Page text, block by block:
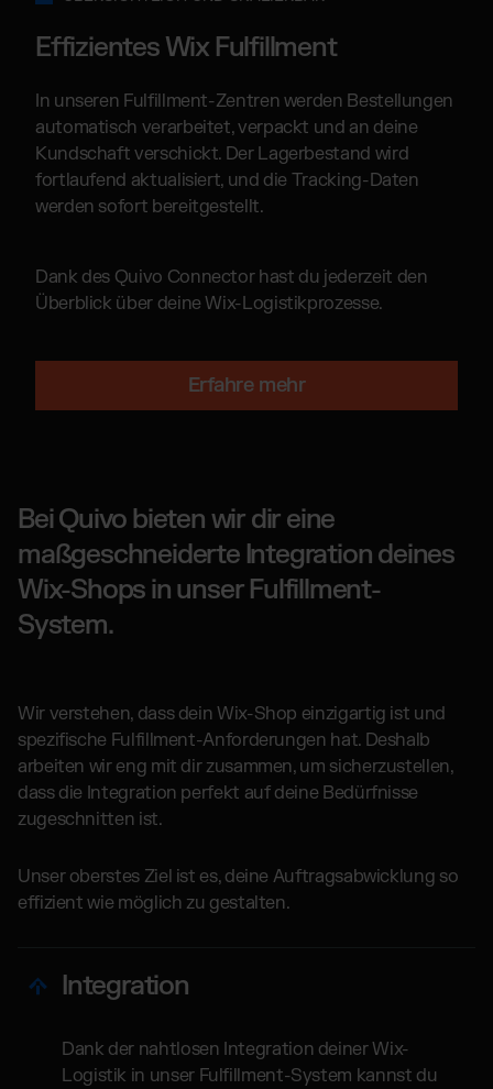
Effizientes Wix Fulfillment
In unseren Fulfillment-Zentren werden Bestellungen
automatisch verarbeitet, verpackt und an deine
Kundschaft verschickt. Der Lagerbestand wird
fortlaufend aktualisiert, und die Tracking-Daten
werden sofort bereitgestellt.
Dank des Quivo Connector hast du jederzeit den
Überblick über deine Wix-Logistikprozesse.
Erfahre mehr
Bei Quivo bieten wir dir eine
maßgeschneiderte Integration deines
Wix-Shops in unser Fulfillment-
System.
Wir verstehen, dass dein Wix-Shop einzigartig ist und
spezifische Fulfillment-Anforderungen hat. Deshalb
arbeiten wir eng mit dir zusammen, um sicherzustellen,
dass die Integration perfekt auf deine Bedürfnisse
zugeschnitten ist.
Unser oberstes Ziel ist es, deine Auftragsabwicklung so
effizient wie möglich zu gestalten.
Integration
Dank der nahtlosen Integration deiner Wix-
Logistik in unser Fulfillment-System kannst du